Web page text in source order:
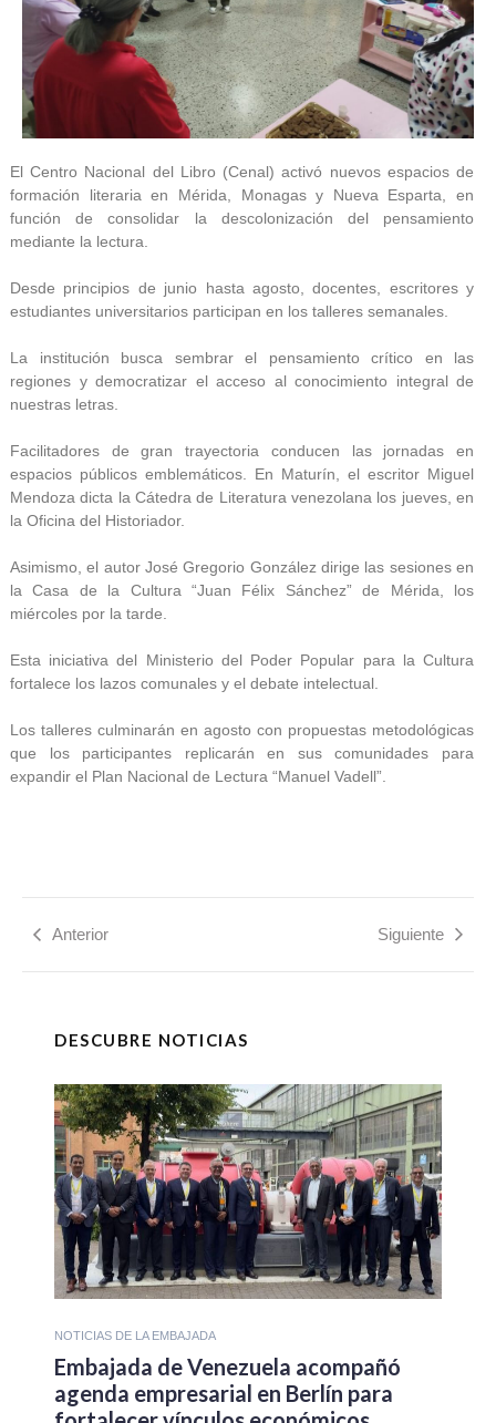
El Centro Nacional del Libro (Cenal) activó nuevos espacios de
formación literaria en Mérida, Monagas y Nueva Esparta, en
función de consolidar la descolonización del pensamiento
mediante la lectura.
Desde principios de junio hasta agosto, docentes, escritores y
estudiantes universitarios participan en los talleres semanales.
La institución busca sembrar el pensamiento crítico en las
regiones y democratizar el acceso al conocimiento integral de
nuestras letras.
Facilitadores de gran trayectoria conducen las jornadas en
espacios públicos emblemáticos. En Maturín, el escritor Miguel
Mendoza dicta la Cátedra de Literatura venezolana los jueves, en
la Oficina del Historiador.
Asimismo, el autor José Gregorio González dirige las sesiones en
la Casa de la Cultura “Juan Félix Sánchez” de Mérida, los
miércoles por la tarde.
Esta iniciativa del Ministerio del Poder Popular para la Cultura
fortalece los lazos comunales y el debate intelectual.
Los talleres culminarán en agosto con propuestas metodológicas
que los participantes replicarán en sus comunidades para
expandir el Plan Nacional de Lectura “Manuel Vadell”.
Anterior Siguiente
DESCUBRE NOTICIAS
NOTICIAS DE LA EMBAJADA
Embajada de Venezuela acompañó
agenda empresarial en Berlín para